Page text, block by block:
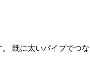
既に太いパイプでつ